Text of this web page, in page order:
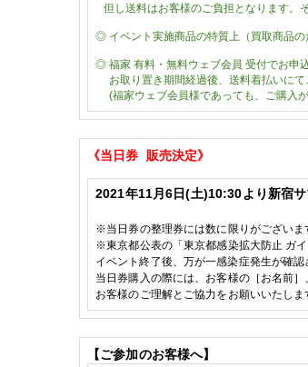
但し送料はお客様のご負担となります。
◎ イベント実施商品の特質上（買取商品の
◎ 福家 有料・無料ウェブ会員 受付でお申
お取り置き期間経過後、送料着払いにて
(福家ウェブ会員様であっても、ご購入
《当日券 販売決定》
2021年11月6日(土)10:30より新宿
※当日券の整理券には数に限りがござい
※東京都公表の「東京都感染拡大防止 ガ
イベント終了後、万が一感染症発生が確認
当日券購入の際には、お客様の［お名前
お客様のご理解とご協力をお願いいたしま
【ご参加のお客様へ】